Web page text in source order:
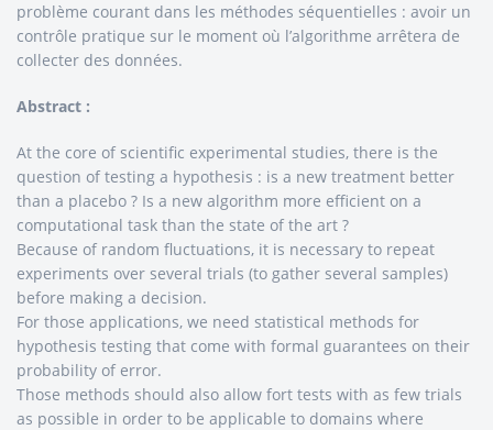
problème courant dans les méthodes séquentielles : avoir un
contrôle pratique sur le moment où l’algorithme arrêtera de
collecter des données.
Abstract :
At the core of scientific experimental studies, there is the
question of testing a hypothesis : is a new treatment better
than a placebo ? Is a new algorithm more efficient on a
computational task than the state of the art ?
Because of random fluctuations, it is necessary to repeat
experiments over several trials (to gather several samples)
before making a decision.
For those applications, we need statistical methods for
hypothesis testing that come with formal guarantees on their
probability of error.
Those methods should also allow fort tests with as few trials
as possible in order to be applicable to domains where